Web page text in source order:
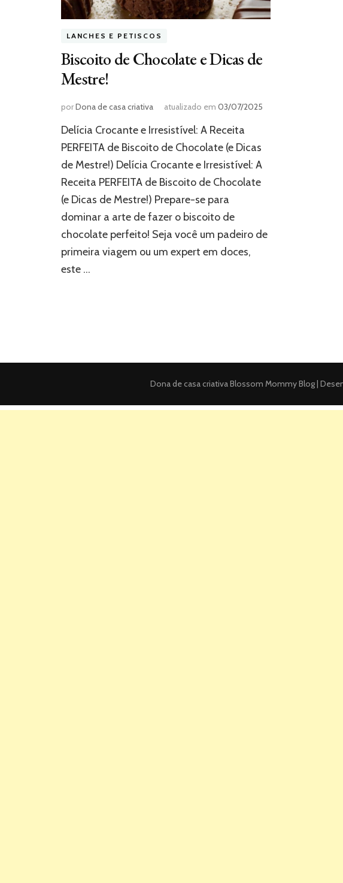
LANCHES E PETISCOS
Biscoito de Chocolate e Dicas de
Mestre!
porDona de casa criativa atualizado em 03/07/2025
Delícia Crocante e Irresistível: A Receita
PERFEITA de Biscoito de Chocolate (e Dicas
de Mestre!) Delícia Crocante e Irresistível: A
Receita PERFEITA de Biscoito de Chocolate
(e Dicas de Mestre!) Prepare-se para
dominar a arte de fazer o biscoito de
chocolate perfeito! Seja você um padeiro de
primeira viagem ou um expert em doces,
este …
Dona de casa criativaBlossom Mommy Blog |